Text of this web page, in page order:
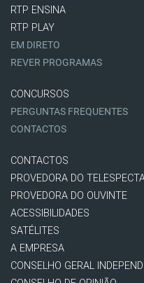
RTP ENSINA
RTP PLAY
EM DIRETO
REVER PROGRAMAS
CONCURSOS
PERGUNTAS FREQUENTES
CONTACTOS
CONTACTOS
PROVEDORA DO
PROVEDORA DO OUVINTE
ACESSIBILIDADES
SATÉLITES
A EMPRESA
CONSELHO GERAL